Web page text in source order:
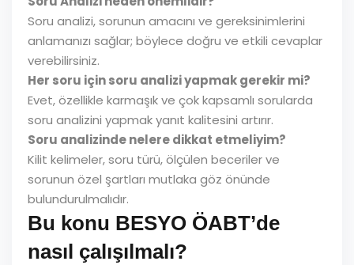
Soru analizi, sorunun amacını ve gereksinimlerini
anlamanızı sağlar; böylece doğru ve etkili cevaplar
verebilirsiniz.
Her soru için soru analizi yapmak gerekir mi?
Evet, özellikle karmaşık ve çok kapsamlı sorularda
soru analizini yapmak yanıt kalitesini artırır.
Soru analizinde nelere dikkat etmeliyim?
Kilit kelimeler, soru türü, ölçülen beceriler ve
sorunun özel şartları mutlaka göz önünde
bulundurulmalıdır.
Bu konu BESYO ÖABT’de
nasıl çalışılmalı?